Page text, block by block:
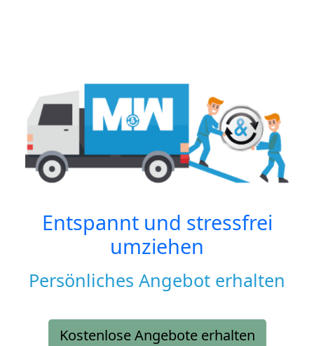
Entspannt und stressfrei
umziehen
Persönliches Angebot erhalten
Kostenlose Angebote erhalten